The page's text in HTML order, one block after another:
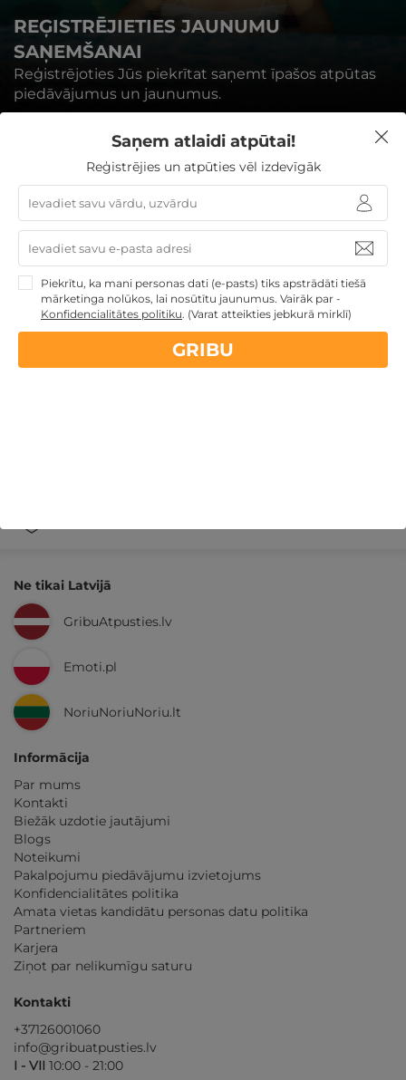
REĢISTRĒJIETIES JAUNUMU
SAŅEMŠANAI
Reģistrējoties Jūs piekrītat saņemt īpašos atpūtas
piedāvājumus un jaunumus.
REĢISTRĒTIES
apkalpošanas un administrācijas
Ne tikai Latvijā
GribuAtpusties.lv
Emoti.pl
NoriuNoriuNoriu.lt
Informācija
Par mums
Kontakti
Biežāk uzdotie jautājumi
Blogs
Noteikumi
Pakalpojumu piedāvājumu izvietojums
Konfidencialitātes politika
Amata vietas kandidātu personas datu politika
Partneriem
Karjera
Ziņot par nelikumīgu saturu
Kontakti
+37126001060
info@gribuatpusties.lv
I - VII 10:00 - 21:00
Saņem atlaidi atpūtai!
Reģistrējies un atpūties vēl izdevīgāk
Piekrītu, ka mani personas dati (e-pasts) tiks apstrādāti tiešā
mārketinga nolūkos, lai nosūtītu jaunumus. Vairāk par -
Konfidencialitātes politiku. (Varat atteikties jebkurā mirklī)
GRIBU